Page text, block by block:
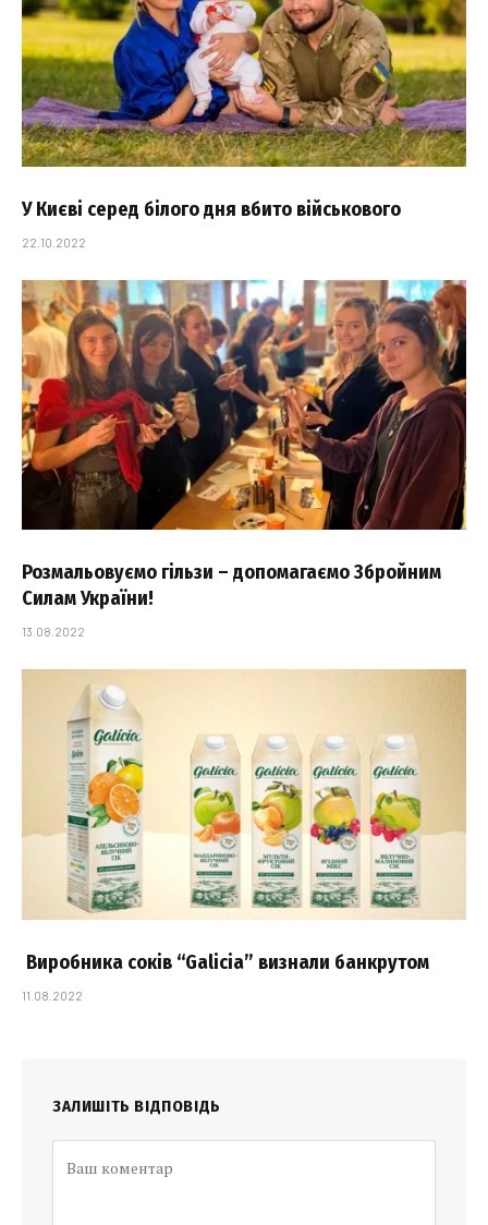
У Києві серед білого дня вбито військового
22.10.2022
Розмальовуємо гільзи – допомагаємо Збройним
Силам України!
13.08.2022
Виробника соків “Galicia” визнали банкрутом
11.08.2022
ЗАЛИШІТЬ ВІДПОВІДЬ